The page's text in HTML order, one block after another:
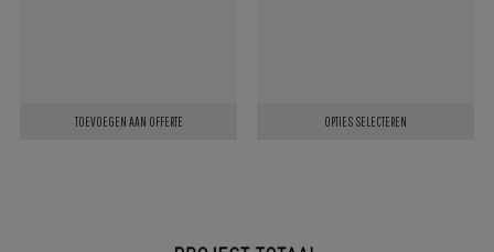
TOEVOEGEN AAN OFFERTE OPTIES SELECTEREN